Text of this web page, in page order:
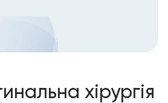
хірургія